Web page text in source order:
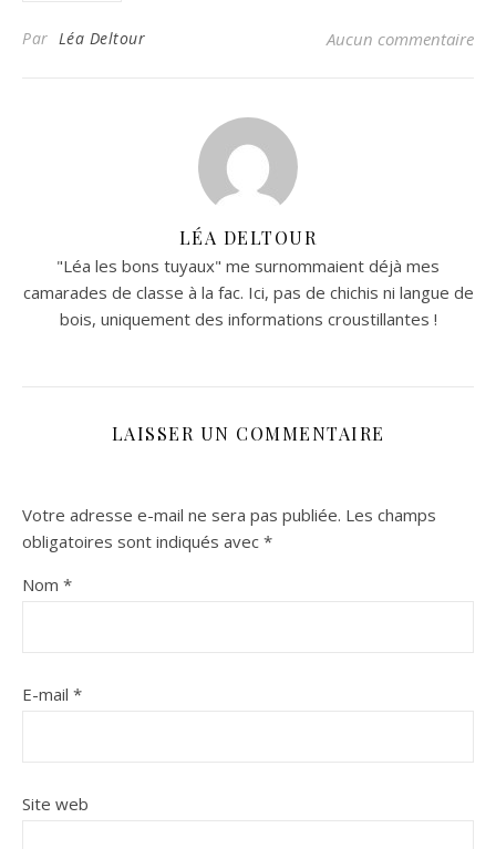
Par Léa Deltour Aucun commentaire
LÉA DELTOUR
"Léa les bons tuyaux" me surnommaient déjà mes
camarades de classe à la fac. Ici, pas de chichis ni langue de
bois, uniquement des informations croustillantes !
LAISSER UN COMMENTAIRE
Votre adresse e-mail ne sera pas publiée. Les champs
obligatoires sont indiqués avec *
Nom *
E-mail *
Site web